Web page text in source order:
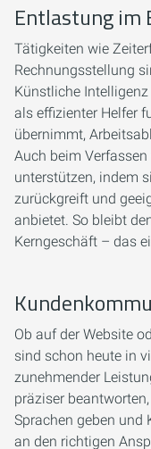
Entlastung im
Tätigkeiten wie
Rechnungsstellung
Künstliche
als effizienter Helfer
übernimmt,
Auch beim
unterstützen, indem
zurückgreift und
anbietet. So bleibt
Kerngeschäft – das
Ob auf der Website
sind schon heute in
zunehmender
präziser
Sprachen geben und
an den richtigen